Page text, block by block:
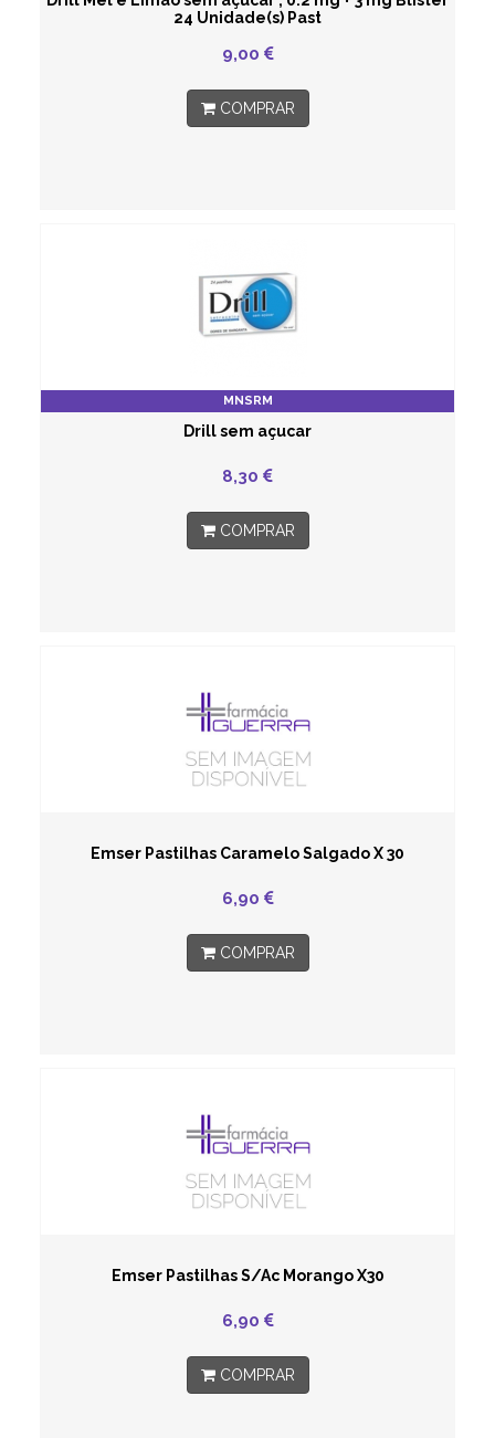
24 Unidade(s) Past
9,00
COMPRAR
MNSRM
Drill sem açucar
8,30
COMPRAR
Emser Pastilhas Caramelo Salgado X 30
6,90
COMPRAR
Emser Pastilhas S/Ac Morango X30
6,90
COMPRAR